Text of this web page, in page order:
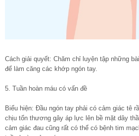
Cách giải quyết: Chăm chỉ luyện tập những
để làm căng các khớp ngón tay.
5. Tuần hoàn máu có vấn đề
Biểu hiện: Đầu ngón tay phải có cảm giác tê
chịu tổn thương gây áp lực lên bề mặt dây
cảm giác đau cũng rất có thể có bệnh tim